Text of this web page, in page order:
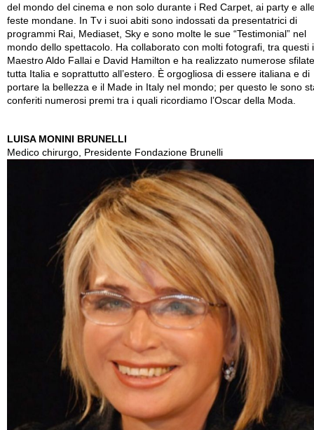
del mondo del cinema e non solo durante i Red Carpet, ai party e
feste mondane. In Tv i suoi abiti sono indossati da presentatrici di
programmi Rai, Mediaset, Sky e sono molte le sue “Testimonial” nel
mondo dello spettacolo. Ha collaborato con molti fotografi, tra questi
Maestro Aldo Fallai e David Hamilton e ha realizzato numerose
tutta Italia e soprattutto all’estero. È orgogliosa di essere italiana e di
portare la bellezza e il Made in Italy nel mondo; per questo le sono
conferiti numerosi premi tra i quali ricordiamo l’Oscar della Moda.
LUISA MONINI BRUNELLI
Medico chirurgo, Presidente Fondazione Brunelli